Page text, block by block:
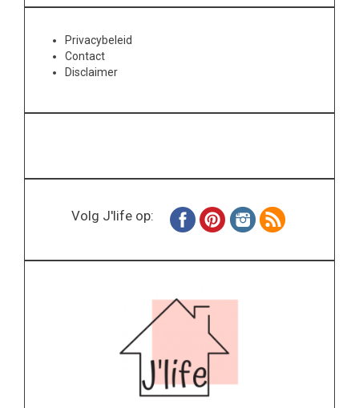
Privacybeleid
Contact
Disclaimer
Volg J'life op: